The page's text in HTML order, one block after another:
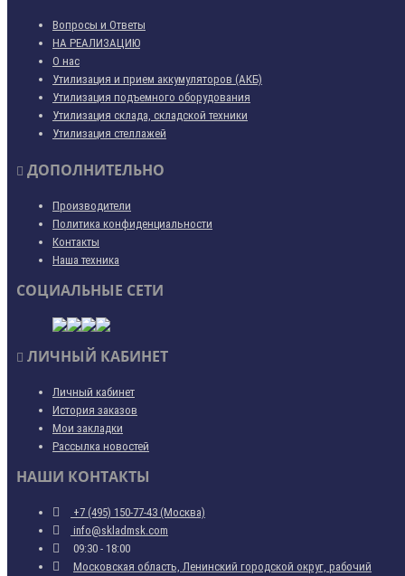
Вопросы и Ответы
НА РЕАЛИЗАЦИЮ
О нас
Утилизация и прием аккумуляторов (АКБ)
Утилизация подъемного оборудования
Утилизация склада, складской техники
Утилизация стеллажей
ДОПОЛНИТЕЛЬНО
Производители
Политика конфиденциальности
Контакты
Наша техника
СОЦИАЛЬНЫЕ СЕТИ
ЛИЧНЫЙ КАБИНЕТ
Личный кабинет
История заказов
Мои закладки
Рассылка новостей
НАШИ КОНТАКТЫ
+7 (495) 150-77-43 (Москва)
info@skladmsk.com
09:30 - 18:00
Московская область, Ленинский городской округ, рабочий